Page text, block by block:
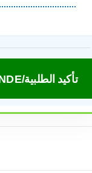
CONFIRMER LA COMMANDE/تأكيد الطلبية